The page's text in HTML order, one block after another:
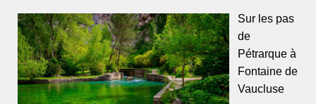
Sur les pas
de
Pétrarque à
Fontaine de
Vaucluse